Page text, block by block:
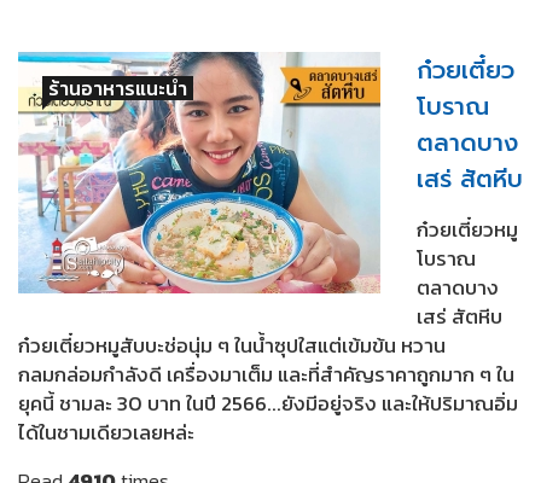
ร้านอาหารแนะนำ
ก๋วยเตี๋ยว
โบราณ
ตลาดบาง
เสร่ สัตหีบ
ก๋วยเตี๋ยวหมู
โบราณ
ตลาดบาง
เสร่ สัตหีบ
ก๋วยเตี๋ยวหมูสับบะช่อนุ่ม ๆ ในน้ำซุปใสแต่เข้มข้น หวาน
กลมกล่อมกำลังดี เครื่องมาเต็ม และที่สำคัญราคาถูกมาก ๆ ใน
ยุคนี้ ชามละ 30 บาท ในปี 2566...ยังมีอยู่จริง และให้ปริมาณอิ่ม
ได้ในชามเดียวเลยหล่ะ